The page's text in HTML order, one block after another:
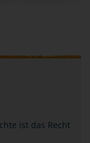
ist das Recht